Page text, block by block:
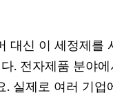
대신 이 세정제를
. 전자제품 분야
실제로 여러 기